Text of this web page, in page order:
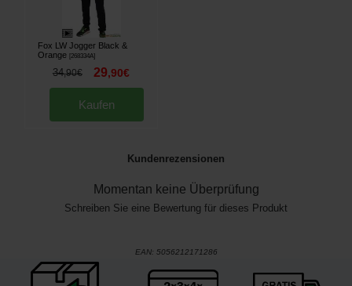
Fox LW Jogger Black &
Orange [268334A]
34,90€ 29,90€
Kaufen
Kundenrezensionen
Momentan keine Überprüfung
Schreiben Sie eine Bewertung für dieses Produkt
EAN: 5056212171286